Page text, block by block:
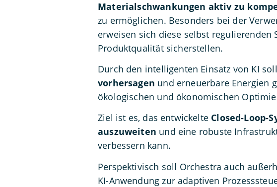
Materialschwankungen aktiv zu
zu ermöglichen. Besonders bei der
erweisen sich diese selbst
Produktqualität sicherstellen.
Durch den intelligenten Einsatz von KI
vorhersagen und erneuerbare Energien
ökologischen und ökonomischen
Ziel ist es, das entwickelte Closed-Loop-
auszuweiten und eine robuste
verbessern kann.
Perspektivisch soll Orchestra auch
KI-Anwendung zur adaptiven